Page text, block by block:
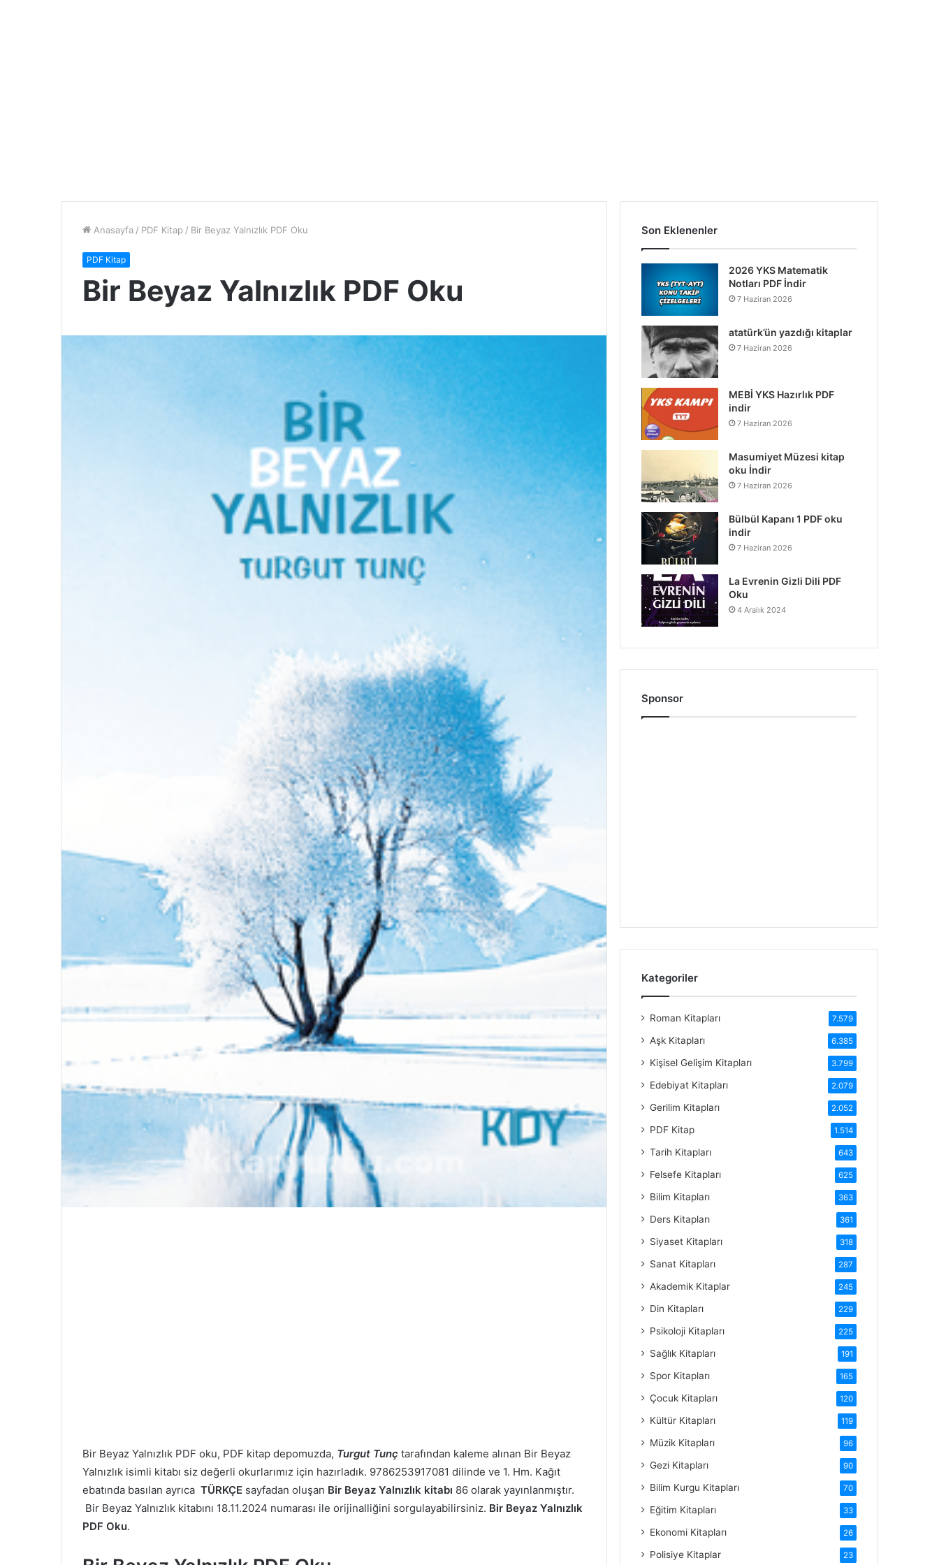
Anasayfa / PDF Kitap / Bir Beyaz Yalnızlık PDF Oku
PDF Kitap
Bir Beyaz Yalnızlık PDF Oku
Bir Beyaz Yalnızlık PDF oku, PDF kitap depomuzda, Turgut Tunç tarafından kaleme alınan Bir Beyaz
Yalnızlık isimli kitabı siz değerli okurlarımız için hazırladık. 9786253917081 dilinde ve 1. Hm. Kağıt
ebatında basılan ayrıca TÜRKÇE sayfadan oluşan Bir Beyaz Yalnızlık kitabı 86 olarak yayınlanmıştır.
Bir Beyaz Yalnızlık kitabını 18.11.2024 numarası ile orijinalliğini sorgulayabilirsiniz. Bir Beyaz Yalnızlık
PDF Oku.
Son Eklenenler
2026 YKS Matematik
Notları PDF İndir
7 Haziran 2026
atatürk’ün yazdığı kitaplar
7 Haziran 2026
MEBİ YKS Hazırlık PDF
indir
7 Haziran 2026
Masumiyet Müzesi kitap
oku İndir
7 Haziran 2026
Bülbül Kapanı 1 PDF oku
indir
7 Haziran 2026
La Evrenin Gizli Dili PDF
Oku
4 Aralık 2024
Sponsor
Kategoriler
Roman Kitapları 7.579
Aşk Kitapları 6.385
Kişisel Gelişim Kitapları 3.799
Edebiyat Kitapları 2.079
Gerilim Kitapları 2.052
PDF Kitap 1.514
Tarih Kitapları 643
Felsefe Kitapları 625
Bilim Kitapları 363
Ders Kitapları 361
Siyaset Kitapları 318
Sanat Kitapları 287
Akademik Kitaplar 245
Din Kitapları 229
Psikoloji Kitapları 225
Sağlık Kitapları 191
Spor Kitapları 165
Çocuk Kitapları 120
Kültür Kitapları 119
Müzik Kitapları 96
Gezi Kitapları 90
Bilim Kurgu Kitapları 70
Eğitim Kitapları 33
Ekonomi Kitapları 26
Polisiye Kitaplar 23